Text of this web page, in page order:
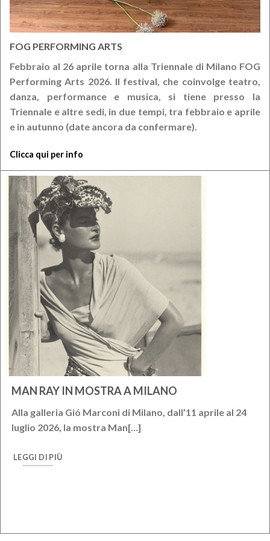
FOG PERFORMING ARTS
Febbraio al 26 aprile torna alla Triennale di Milano FOG
Performing Arts 2026. Il festival, che coinvolge teatro,
danza, performance e musica, si tiene presso la
Triennale e altre sedi, in due tempi, tra febbraio e aprile
e in autunno (date ancora da confermare).
Clicca qui per info
MAN RAY IN MOSTRA A MILANO
Alla galleria Gió Marconi di Milano, dall’11 aprile al 24
luglio 2026, la mostra Man[…]
LEGGI DI PIÙ